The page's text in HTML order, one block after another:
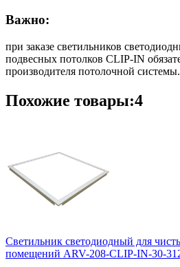
Важно:
при заказе светильников
подвесных потолков CLIP-IN
производителя потолочной системы.
Похожие товары:4
Светильник светодиодный для
помещений ARV-208-CLIP-IN-30-